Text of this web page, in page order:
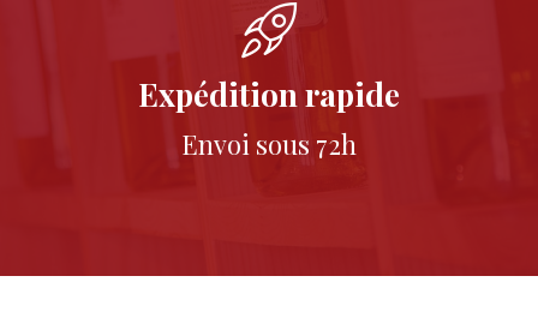
Expédition rapide
Envoi sous 72h